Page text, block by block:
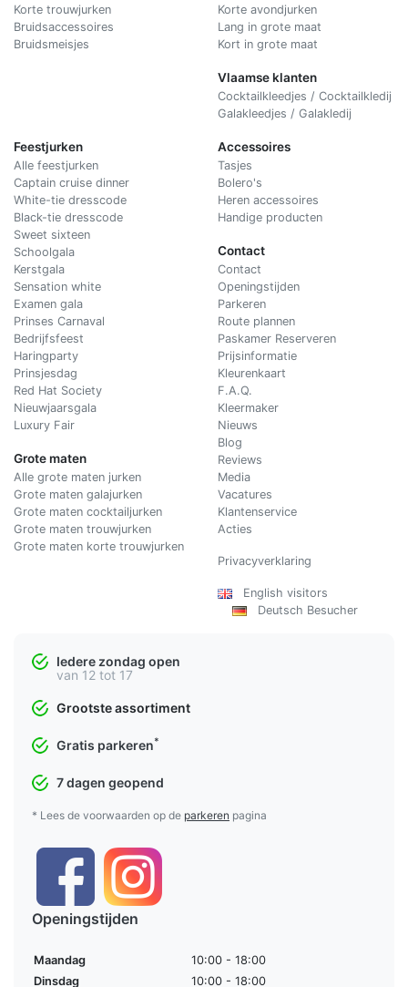
Korte trouwjurken
Bruidsaccessoires
Bruidsmeisjes
Korte avondjurken
Lang in grote maat
Kort in grote maat
Vlaamse klanten
Cocktailkleedjes / Cocktailkledij
Galakleedjes / Galakledij
Feestjurken
Alle feestjurken
Captain cruise dinner
White-tie dresscode
Black-tie dresscode
Sweet sixteen
Schoolgala
Kerstgala
Sensation white
Examen gala
Prinses Carnaval
Bedrijfsfeest
Haringparty
Prinsjesdag
Red Hat Society
Nieuwjaarsgala
Luxury Fair
Grote maten
Alle grote maten jurken
Grote maten galajurken
Grote maten cocktailjurken
Grote maten trouwjurken
Grote maten korte trouwjurken
Accessoires
Tasjes
Bolero's
Heren accessoires
Handige producten
Contact
Contact
Openingstijden
Parkeren
Route plannen
Paskamer Reserveren
Prijsinformatie
Kleurenkaart
F.A.Q.
Kleermaker
Nieuws
Blog
Reviews
Media
Vacatures
Klantenservice
Acties
Privacyverklaring
English visitors
Deutsch Besucher
Iedere zondag open
van 12 tot 17
Grootste assortiment
Gratis parkeren*
7 dagen geopend
* Lees de voorwaarden op de parkeren pagina
Openingstijden
Maandag
10:00 - 18:00
Dinsdag
10:00 - 18:00